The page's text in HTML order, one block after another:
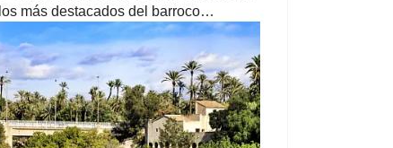
más destacados del barroco…